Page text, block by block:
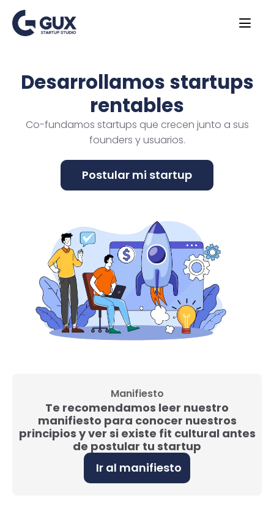
Desarrollamos startups
rentables
Co-fundamos startups que crecen junto a sus
founders y usuarios.
Manifiesto
Te recomendamos leer nuestro
manifiesto para conocer nuestros
principios y ver si existe fit cultural antes
de postular tu startup
Ir al manifiesto